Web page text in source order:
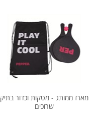
מארז ממותג - מטקות וכדור בתיק
שרוכים